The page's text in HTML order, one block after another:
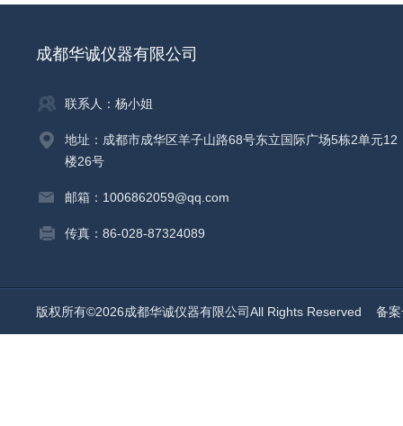
成都华诚仪器有限公司
联系人：杨小姐
地址：成都市成华区羊子山路68号东立国际广场5栋2单元12
楼26号
邮箱：1006862059@qq.com
传真：86-028-87324089
版权所有©2026成都华诚仪器有限公司All Rights Reserved 备